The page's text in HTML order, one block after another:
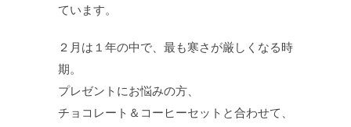
ています。
２月は１年の中で、最も寒さが厳しくなる時
期。
プレゼントにお悩みの方、
チョコレート＆コーヒーセットと合わせて、